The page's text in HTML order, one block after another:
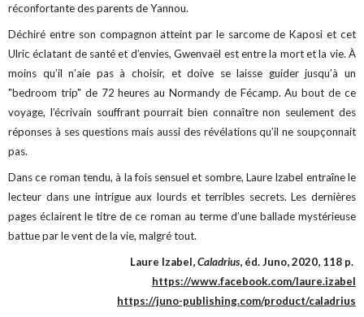
réconfortante des parents de Yannou.
Déchiré entre son compagnon atteint par le sarcome de Kaposi et cet
Ulric éclatant de santé et d’envies, Gwenvaël est entre la mort et la vie. À
moins qu’il n’aie pas à choisir, et doive se laisse guider jusqu’à un
"bedroom trip" de 72 heures au Normandy de Fécamp. Au bout de ce
voyage, l’écrivain souffrant pourrait bien connaître non seulement des
réponses à ses questions mais aussi des révélations qu’il ne soupçonnait
pas.
Dans ce roman tendu, à la fois sensuel et sombre, Laure Izabel entraîne le
lecteur dans une intrigue aux lourds et terribles secrets. Les dernières
pages éclairent le titre de ce roman au terme d’une ballade mystérieuse
battue par le vent de la vie, malgré tout.
Laure Izabel,Caladrius, éd. Juno, 2020, 118 p.
https://www.facebook.com/laure.izabel
https://juno-publishing.com/product/caladrius